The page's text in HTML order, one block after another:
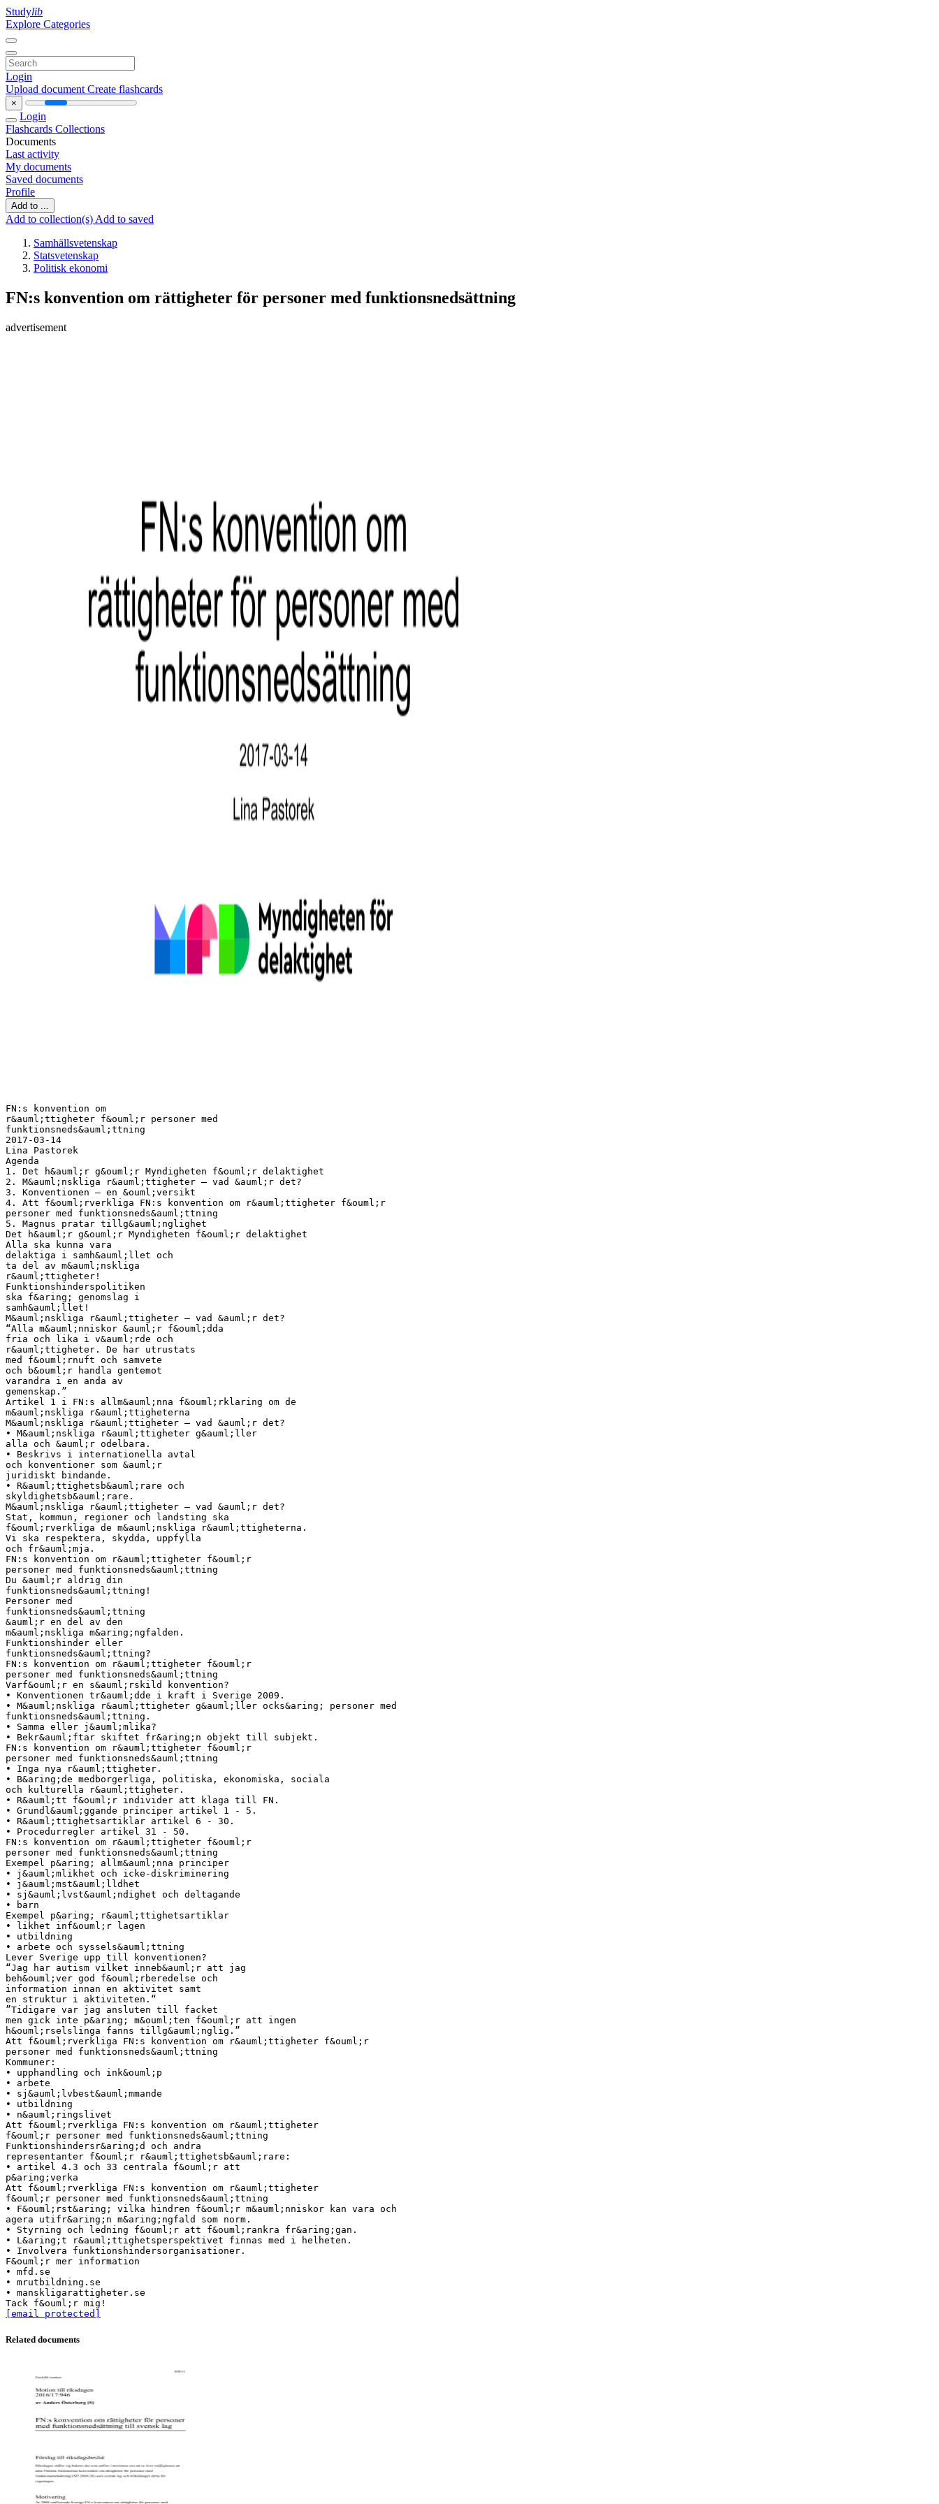
Studylib
Explore Categories
Login
Upload document Create flashcards
×
Login
Flashcards Collections
Documents
Last activity
My documents
Saved documents
Profile
Add to ...
Add to collection(s) Add to saved
Samhällsvetenskap
Statsvetenskap
Politisk ekonomi
FN:s konvention om rättigheter för personer med funktionsnedsättning
advertisement
FN:s konvention om
r&auml;ttigheter f&ouml;r personer med
funktionsneds&auml;ttning
2017-03-14
Lina Pastorek
Agenda
1. Det h&auml;r g&ouml;r Myndigheten f&ouml;r delaktighet
2. M&auml;nskliga r&auml;ttigheter – vad &auml;r det?
3. Konventionen – en &ouml;versikt
4. Att f&ouml;rverkliga FN:s konvention om r&auml;ttigheter f&ouml;r
personer med funktionsneds&auml;ttning
5. Magnus pratar tillg&auml;nglighet
Det h&auml;r g&ouml;r Myndigheten f&ouml;r delaktighet
Alla ska kunna vara
delaktiga i samh&auml;llet och
ta del av m&auml;nskliga
r&auml;ttigheter!
Funktionshinderspolitiken
ska f&aring; genomslag i
samh&auml;llet!
M&auml;nskliga r&auml;ttigheter – vad &auml;r det?
“Alla m&auml;nniskor &auml;r f&ouml;dda
fria och lika i v&auml;rde och
r&auml;ttigheter. De har utrustats
med f&ouml;rnuft och samvete
och b&ouml;r handla gentemot
varandra i en anda av
gemenskap.”
Artikel 1 i FN:s allm&auml;nna f&ouml;rklaring om de
m&auml;nskliga r&auml;ttigheterna
M&auml;nskliga r&auml;ttigheter – vad &auml;r det?
• M&auml;nskliga r&auml;ttigheter g&auml;ller
alla och &auml;r odelbara.
• Beskrivs i internationella avtal
och konventioner som &auml;r
juridiskt bindande.
• R&auml;ttighetsb&auml;rare och
skyldighetsb&auml;rare.
M&auml;nskliga r&auml;ttigheter – vad &auml;r det?
Stat, kommun, regioner och landsting ska
f&ouml;rverkliga de m&auml;nskliga r&auml;ttigheterna.
Vi ska respektera, skydda, uppfylla
och fr&auml;mja.
FN:s konvention om r&auml;ttigheter f&ouml;r
personer med funktionsneds&auml;ttning
Du &auml;r aldrig din
funktionsneds&auml;ttning!
Personer med
funktionsneds&auml;ttning
&auml;r en del av den
m&auml;nskliga m&aring;ngfalden.
Funktionshinder eller
funktionsneds&auml;ttning?
FN:s konvention om r&auml;ttigheter f&ouml;r
personer med funktionsneds&auml;ttning
Varf&ouml;r en s&auml;rskild konvention?
• Konventionen tr&auml;dde i kraft i Sverige 2009.
• M&auml;nskliga r&auml;ttigheter g&auml;ller ocks&aring; personer med
funktionsneds&auml;ttning.
• Samma eller j&auml;mlika?
• Bekr&auml;ftar skiftet fr&aring;n objekt till subjekt.
FN:s konvention om r&auml;ttigheter f&ouml;r
personer med funktionsneds&auml;ttning
• Inga nya r&auml;ttigheter.
• B&aring;de medborgerliga, politiska, ekonomiska, sociala
och kulturella r&auml;ttigheter.
• R&auml;tt f&ouml;r individer att klaga till FN.
• Grundl&auml;ggande principer artikel 1 - 5.
• R&auml;ttighetsartiklar artikel 6 - 30.
• Procedurregler artikel 31 - 50.
FN:s konvention om r&auml;ttigheter f&ouml;r
personer med funktionsneds&auml;ttning
Exempel p&aring; allm&auml;nna principer
• j&auml;mlikhet och icke-diskriminering
• j&auml;mst&auml;lldhet
• sj&auml;lvst&auml;ndighet och deltagande
• barn
Exempel p&aring; r&auml;ttighetsartiklar
• likhet inf&ouml;r lagen
• utbildning
• arbete och syssels&auml;ttning
Lever Sverige upp till konventionen?
“Jag har autism vilket inneb&auml;r att jag
beh&ouml;ver god f&ouml;rberedelse och
information innan en aktivitet samt
en struktur i aktiviteten.“
”Tidigare var jag ansluten till facket
men gick inte p&aring; m&ouml;ten f&ouml;r att ingen
h&ouml;rselslinga fanns tillg&auml;nglig.”
Att f&ouml;rverkliga FN:s konvention om r&auml;ttigheter f&ouml;r
personer med funktionsneds&auml;ttning
Kommuner:
• upphandling och ink&ouml;p
• arbete
• sj&auml;lvbest&auml;mmande
• utbildning
• n&auml;ringslivet
Att f&ouml;rverkliga FN:s konvention om r&auml;ttigheter
f&ouml;r personer med funktionsneds&auml;ttning
Funktionshindersr&aring;d och andra
representanter f&ouml;r r&auml;ttighetsb&auml;rare:
• artikel 4.3 och 33 centrala f&ouml;r att
p&aring;verka
Att f&ouml;rverkliga FN:s konvention om r&auml;ttigheter
f&ouml;r personer med funktionsneds&auml;ttning
• F&ouml;rst&aring; vilka hindren f&ouml;r m&auml;nniskor kan vara och
agera utifr&aring;n m&aring;ngfald som norm.
• Styrning och ledning f&ouml;r att f&ouml;rankra fr&aring;gan.
• L&aring;t r&auml;ttighetsperspektivet finnas med i helheten.
• Involvera funktionshindersorganisationer.
F&ouml;r mer information
• mfd.se
• mrutbildning.se
• manskligarattigheter.se
[email protected]
Related documents